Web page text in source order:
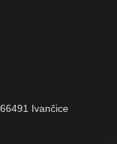
Ivančice